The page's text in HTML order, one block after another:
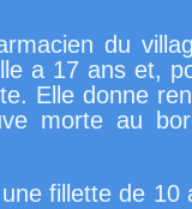
du
a 17 ans et,
Elle donne
morte au
fillette de 10